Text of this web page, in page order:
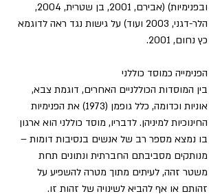
ובפנימיות) (אבירם, 2001, בן שטרית, 2004,
הלר-דגני, 2003 ועוד) על גישות נגד ראה לדוגמא
כץ נחום, 2001.
הפנימייה כמוסד כוללני
בין המוסדות הכוללניים האחרים, דוגמת צבא,
אוניות וכדומה, כלל גופמן (1973) את הפנימיות
החינוכיות למיניהן. לדבריו, מוסד כוללני הוא ארגון
בו נמצא מספר רב של אנשים בנסיבות דומות –
מנותקים מסביבתם החברתית ונתונים תחת
משטר זהה, לעיתים מתוך מטרה להשפיע על
זהותם או אף להביא לשינויה של זהות זו.